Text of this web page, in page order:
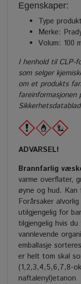
Egenskaper:
Type
Merke:
Volum: 100
I henhold til CLP-
som selger
om et produkts
fareinformasjonen
ADVARSEL!
Brannfarlig
varme overflater,
øyne og hud. Kan
Forårsaker
utilgjengelig for
tilgjengelig hvis
vannlevende
emballasje
er helt tom skal
(1,2,3,4,5,6,7,8-
naftalenyl)etanon